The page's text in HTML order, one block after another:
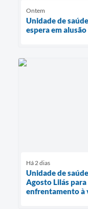
Ontem
Unidade de
espera em
Há 2 dias
Unidade de
Agosto Lilás
enfrentamento à